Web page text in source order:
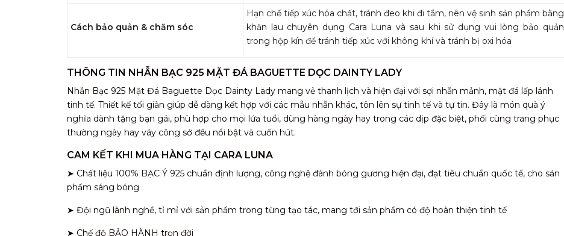
Cách bảo quản & chăm sóc
Hạn chế tiếp xúc hóa chất, tránh đeo khi đi tắm, nên vệ sinh sản phẩm bằng
khăn lau chuyên dụng Cara Luna và sau khi sử dụng vui lòng bảo quản
trong hộp kín để tránh tiếp xúc với không khí và tránh bị oxi hóa
THÔNG TIN NHẪN BẠC 925 MẶT ĐÁ BAGUETTE DỌC DAINTY LADY
Nhẫn Bạc 925 Mặt Đá Baguette Dọc Dainty Lady mang vẻ thanh lịch và hiện đại với sợi nhẫn mảnh, mặt đá lấp lánh
tinh tế. Thiết kế tối giản giúp dễ dàng kết hợp với các mẫu nhẫn khác, tôn lên sự tinh tế và tự tin. Đây là món quà ý
nghĩa dành tặng bạn gái, phù hợp cho mọi lứa tuổi, dùng hàng ngày hay trong các dịp đặc biệt, phối cùng trang phục
thường ngày hay váy công sở đều nổi bật và cuốn hút.
CAM KẾT KHI MUA HÀNG TẠI CARA LUNA
➤ Chất liệu 100% BẠC Ý 925 chuẩn định lượng, công nghệ đánh bóng gương hiện đại, đạt tiêu chuẩn quốc tế, cho sản
phẩm sáng bóng
➤ Đội ngũ lành nghề, tỉ mỉ với sản phẩm trong từng tạo tác, mang tới sản phẩm có độ hoàn thiện tinh tế
➤ Chế độ BẢO HÀNH trọn đời